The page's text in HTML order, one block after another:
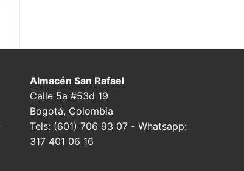
Almacén San Rafael
Calle 5a #53d 19
Bogotá, Colombia
Tels: (601) 706 93 07 - Whatsapp:
317 401 06 16